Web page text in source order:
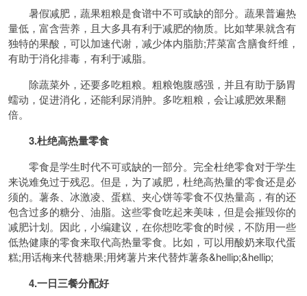
暑假减肥，蔬果粗粮是食谱中不可或缺的部分。蔬果普遍热
量低，富含营养，且大多具有利于减肥的物质。比如苹果就含有
独特的果酸，可以加速代谢，减少体内脂肪;芹菜富含膳食纤维，
有助于消化排毒，有利于减脂。
除蔬菜外，还要多吃粗粮。粗粮饱腹感强，并且有助于肠胃
蠕动，促进消化，还能利尿消肿。多吃粗粮，会让减肥效果翻
倍。
3.杜绝高热量零食
零食是学生时代不可或缺的一部分。完全杜绝零食对于学生
来说难免过于残忍。但是，为了减肥，杜绝高热量的零食还是必
须的。薯条、冰激凌、蛋糕、夹心饼等零食不仅热量高，有的还
包含过多的糖分、油脂。这些零食吃起来美味，但是会摧毁你的
减肥计划。因此，小编建议，在你想吃零食的时候，不防用一些
低热健康的零食来取代高热量零食。比如，可以用酸奶来取代蛋
糕;用话梅来代替糖果;用烤薯片来代替炸薯条&hellip;&hellip;
4.一日三餐分配好